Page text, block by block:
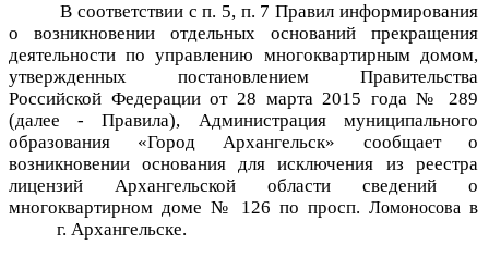
В соответствии с п. 5, п. 7 Правил информирования
о возникновении отдельных оснований прекращения
деятельности по управлению многоквартирным домом,
утвержденных постановлением Правительства
Российской Федерации от 28 марта 2015 года № 289
(далее - Правила), Администрация муниципального
образования «Город Архангельск» сообщает о
возникновении основания для исключения из реестра
лицензий Архангельской области сведений о
многоквартирном доме № 126 по просп. Ломоносовав
г. Архангельске.